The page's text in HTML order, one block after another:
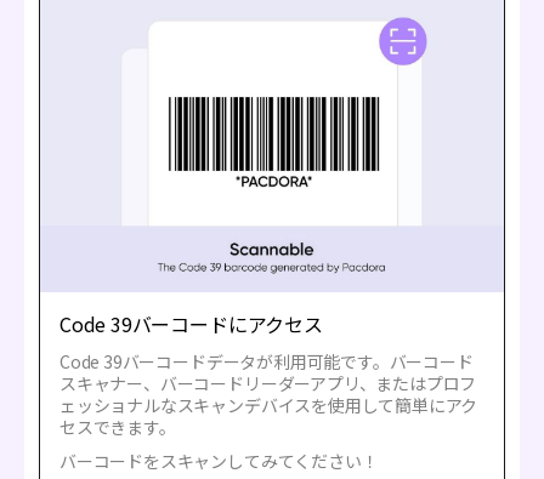
Code 39バーコードにアクセス
Code 39バーコードデータが利用可能です。バーコード
スキャナー、バーコードリーダーアプリ、またはプロフ
ェッショナルなスキャンデバイスを使用して簡単にアク
セスできます。
バーコードをスキャンしてみてください！